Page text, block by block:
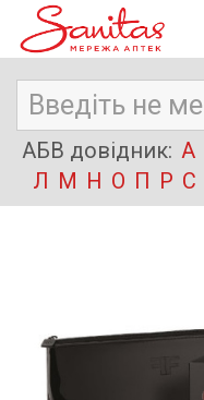
АБВ довідник: А
Л М Н О П Р С